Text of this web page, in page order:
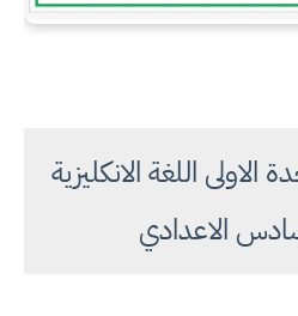
اللغة الانكليزية
الاعدادي